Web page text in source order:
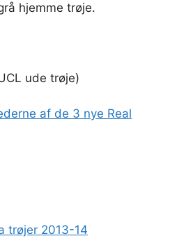
hjemme trøje.
ude trøje)
af de 3 nye Real
trøjer 2013-14